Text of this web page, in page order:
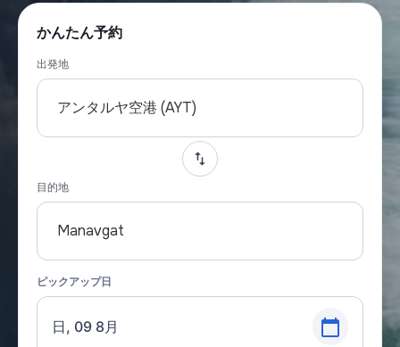
かんたん予約
出発地
アンタルヤ空港 (AYT)
目的地
Manavgat
ピックアップ日
日, 09 8月